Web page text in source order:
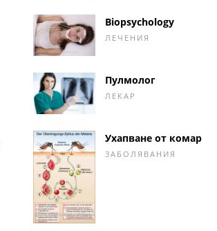
Biopsychology
ЛЕЧЕНИЯ
Пулмолог
ЛЕКАР
Ухапване от комар
ЗАБОЛЯВАНИЯ